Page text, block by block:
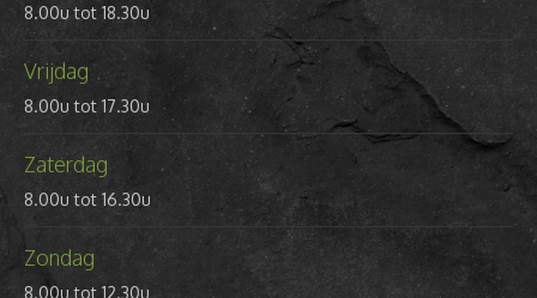
8.00u tot 18.30u
Vrijdag
8.00u tot 17.30u
Zaterdag
8.00u tot 16.30u
Zondag
8.00u tot 12.30u